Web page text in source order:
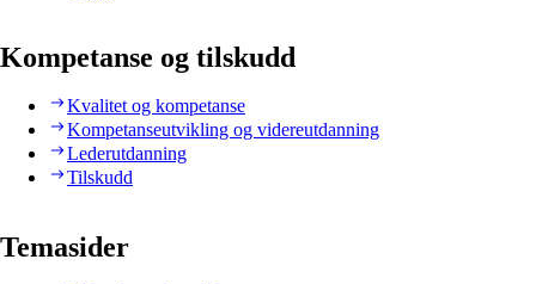
Kompetanse og tilskudd
Kvalitet og kompetanse
Kompetanseutvikling og videreutdanning
Lederutdanning
Tilskudd
Temasider